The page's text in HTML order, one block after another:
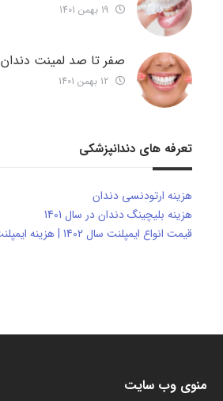
صفر تا صد لمینت دندان
تعرفه های دندانپزشکی
هزینه ارتودنسی دندان
هزینه بلیچینگ دندان در سال 1401
قیمت انواع ایمپلنت سال 1402 | هزینه ایمپلنت دندان با بیمه
منوی وب سایت